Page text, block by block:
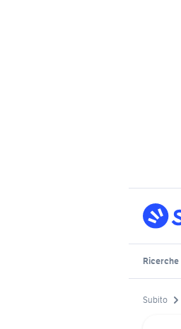
Ricerche
Subito